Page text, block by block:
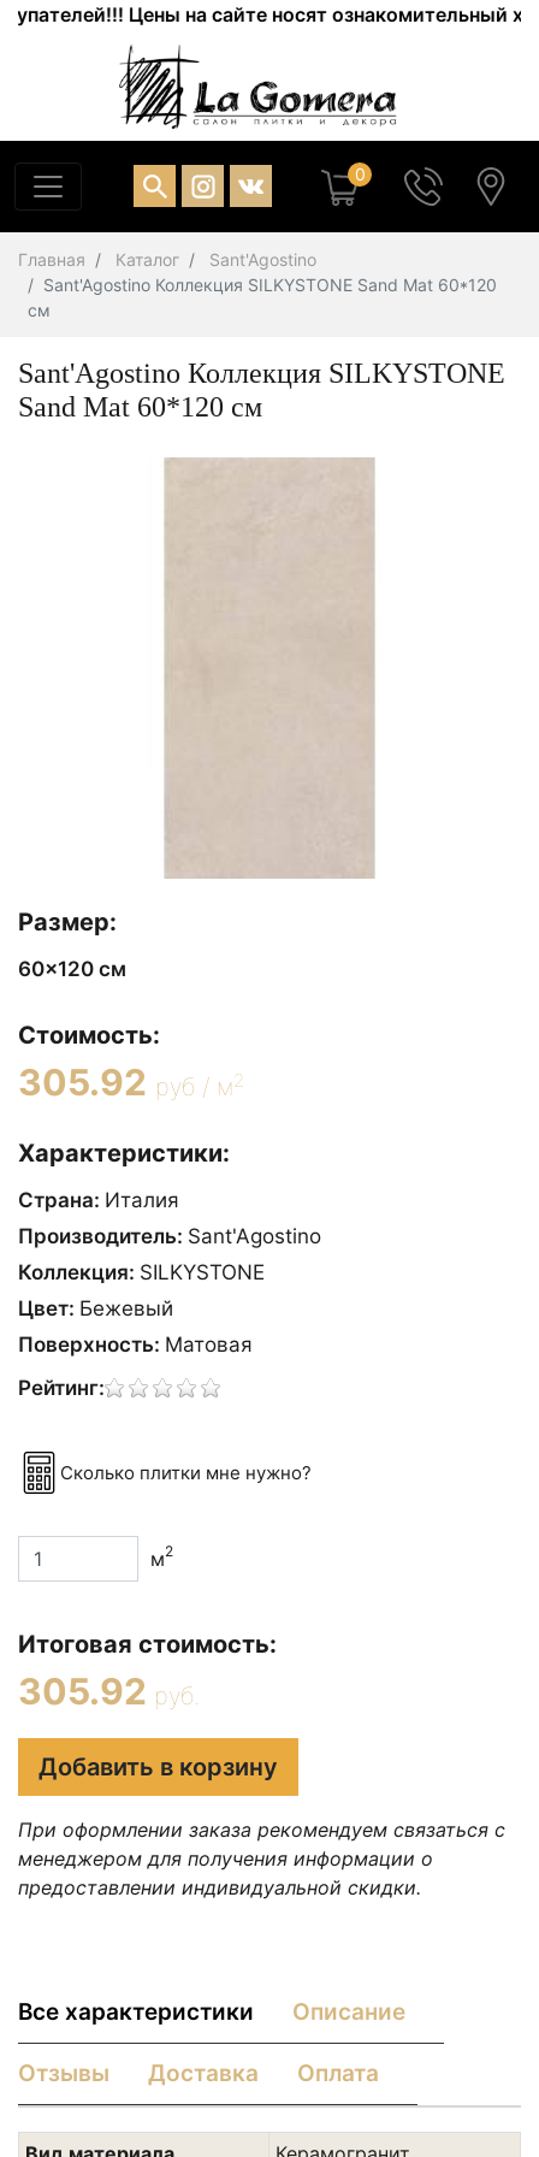
Цены на сайте носят ознакомительный
0
Главная Каталог
Sant'Agostino
Sant'Agostino Коллекция SILKYSTONE Sand Mat 60*120
см
Sant'Agostino Коллекция SILKYSTONE
Sand Mat 60*120 см
Размер:
60x120 см
Стоимость:
305.92 руб / м2
Характеристики:
Страна: Италия
Производитель: Sant'Agostino
Коллекция: SILKYSTONE
Цвет: Бежевый
Поверхность: Матовая
Рейтинг:
Сколько плитки мне нужно?
м2
Итоговая стоимость:
305.92 руб.
Добавить в корзину
При оформлении заказа рекомендуем связаться с
менеджером для получения информации о
предоставлении индивидуальной скидки.
Все характеристики Описание
Отзывы Доставка Оплата